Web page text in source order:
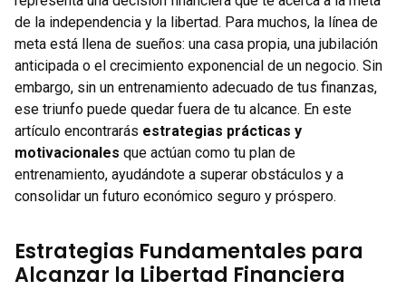
de la independencia y la libertad. Para muchos, la línea de
meta está llena de sueños: una casa propia, una jubilación
anticipada o el crecimiento exponencial de un negocio. Sin
embargo, sin un entrenamiento adecuado de tus finanzas,
ese triunfo puede quedar fuera de tu alcance. En este
artículo encontrarás estrategias prácticas y
motivacionales que actúan como tu plan de
entrenamiento, ayudándote a superar obstáculos y a
consolidar un futuro económico seguro y próspero.
Estrategias Fundamentales para
Alcanzar la Libertad Financiera